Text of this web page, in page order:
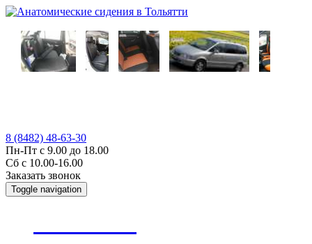
8 (8482) 48-63-30
Пн-Пт с 9.00 до 18.00
Сб с 10.00-16.00
Заказать звонок
Toggle navigation